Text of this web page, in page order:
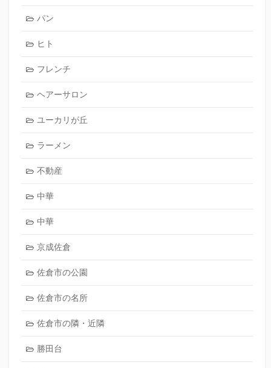
パン
ヒト
フレンチ
ヘアーサロン
ユーカリが丘
ラーメン
不動産
中華
中華
京成佐倉
佐倉市の公園
佐倉市の名所
佐倉市の隣・近隣
勝田台